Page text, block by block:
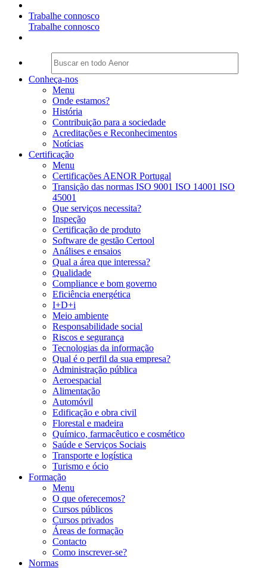
Trabalhe connosco
Trabalhe connosco
Conheça-nos
Menu
Onde estamos?
História
Contribuição para a sociedade
Acreditações e Reconhecimentos
Notícias
Certificação
Menu
Certificações AENOR Portugal
Transição das normas ISO 9001 ISO 14001 ISO
45001
Que serviços necessita?
Inspeção
Certificação de produto
Software de gestão Certool
Análises e ensaios
Qual a área que interessa?
Qualidade
Compliance e bom governo
Eficiência energética
I+D+i
Meio ambiente
Responsabilidade social
Riscos e segurança
Tecnologias da informação
Qual é o perfil da sua empresa?
Administração pública
Aeroespacial
Alimentação
Automóvil
Edificação e obra civil
Florestal e madeira
Químico, farmacêutico e cosmético
Saúde e Serviços Sociais
Transporte e logística
Turismo e ócio
Formação
Menu
O que oferecemos?
Cursos públicos
Cursos privados
Áreas de formação
Contacto
Como inscrever-se?
Normas